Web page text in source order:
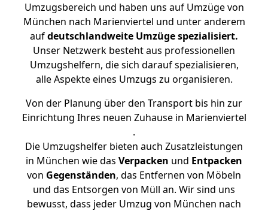
Umzugsbereich und haben uns auf Umzüge von
München nach Marienviertel und unter anderem
aufdeutschlandweite Umzüge spezialisiert.
Unser Netzwerk besteht aus professionellen
Umzugshelfern, die sich darauf spezialisieren,
alle Aspekte eines Umzugs zu organisieren.
Von der Planung über den Transport bis hin zur
Einrichtung Ihres neuen Zuhause in Marienviertel
.
Die Umzugshelfer bieten auch Zusatzleistungen
in München wie das Verpacken und Entpacken
von Gegenständen, das Entfernen von Möbeln
und das Entsorgen von Müll an. Wir sind uns
bewusst, dass jeder Umzug von München nach